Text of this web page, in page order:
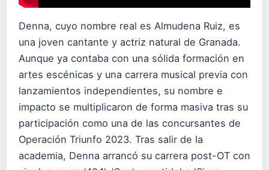
Denna, cuyo nombre real es Almudena Ruiz, es
una joven cantante y actriz natural de Granada.
Aunque ya contaba con una sólida formación en
artes escénicas y una carrera musical previa con
lanzamientos independientes, su nombre e
impacto se multiplicaron de forma masiva tras su
participación como una de las concursantes de
Operación Triunfo 2023. Tras salir de la
academia, Denna arrancó su carrera post-OT con